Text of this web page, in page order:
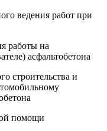
ведения работ при
работы на
асфальтобетона
строительства и
помощи